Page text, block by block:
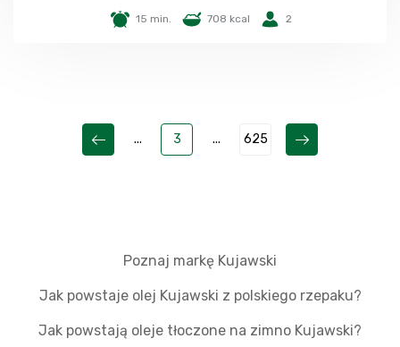
15 min. 708 kcal 2
... 3 ... 625
Poznaj markę Kujawski
Jak powstaje olej Kujawski z polskiego rzepaku?
Jak powstają oleje tłoczone na zimno Kujawski?